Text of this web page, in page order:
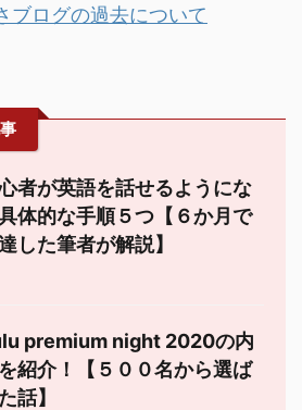
ブログの過去について
者が英語を話せるようにな
体的な手順５つ【６か月で
達した筆者が解説】
premium night 2020の内
紹介！【５００名から選ば
話】